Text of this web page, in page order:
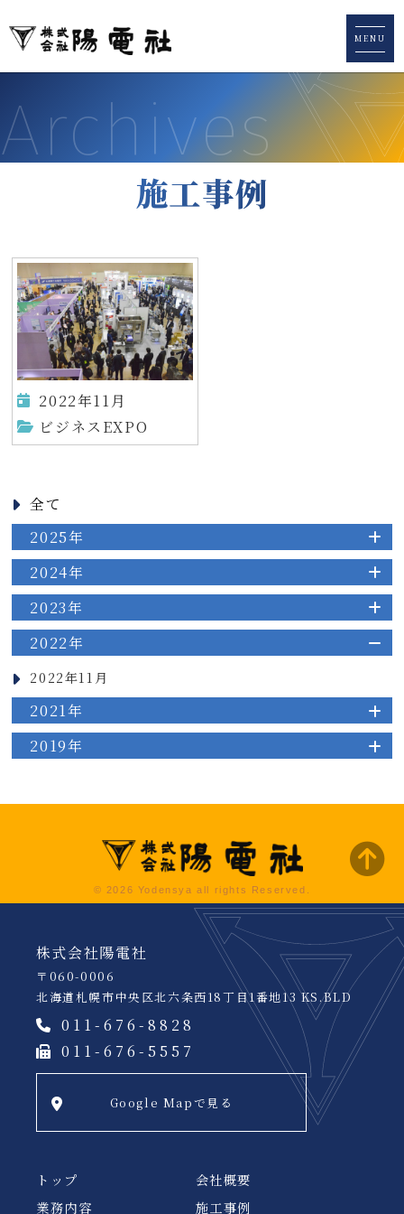
株式会社陽電社
MENU
Archives
施工事例
2022年11月
ビジネスEXPO
全て
2025年
2024年
2023年
2022年
2022年11月
2021年
2019年
© 2026 Yodensya all rights Reserved.
株式会社陽電社
〒060-0006
北海道札幌市中央区北六条西18丁目1番地13 KS.BLD
011-676-8828
011-676-5557
Google Mapで見る
トップ
会社概要
業務内容
施工事例